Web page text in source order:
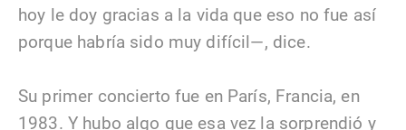
hoy le doy gracias a la vida que eso no fue así
porque habría sido muy difícil—, dice.
Su primer concierto fue en París, Francia, en
1983. Y hubo algo que esa vez la sorprendió y